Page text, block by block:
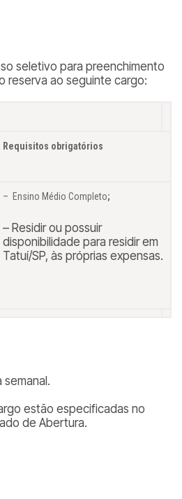
seletivo para preenchimento
reserva ao seguinte cargo:
Requisitos obrigatórios
– Ensino Médio Completo;
– Residir ou possuir
disponibilidade para residir em
Tatuí/SP, às próprias expensas.
semanal.
estão especificadas no
de Abertura.